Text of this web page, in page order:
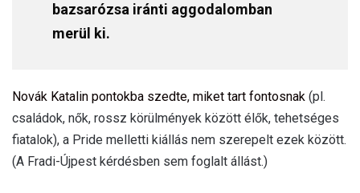
bazsarózsa iránti aggodalomban
merül ki.
Novák Katalin pontokba szedte, miket tart fontosnak (pl.
családok, nők, rossz körülmények között élők, tehetséges
fiatalok), a Pride melletti kiállás nem szerepelt ezek között.
(A Fradi-Újpest kérdésben sem foglalt állást.)